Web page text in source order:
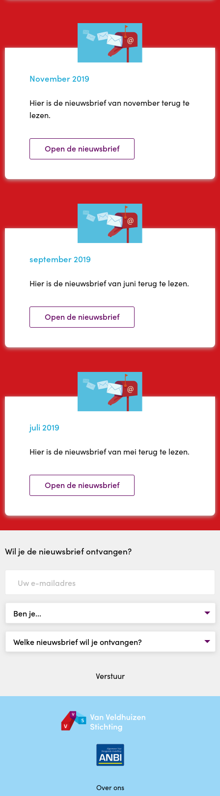
November 2019
Hier is de nieuwsbrief van november terug te
lezen.
Open de nieuwsbrief
september 2019
Hier is de nieuwsbrief van juni terug te lezen.
Open de nieuwsbrief
juli 2019
Hier is de nieuwsbrief van mei terug te lezen.
Open de nieuwsbrief
Wil je de nieuwsbrief ontvangen?
Verstuur
Over ons